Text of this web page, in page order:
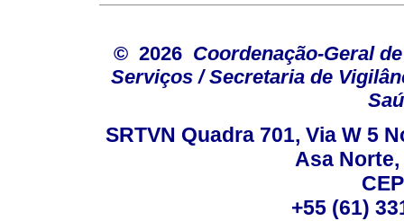
© 2026 Coordenação-Geral
Serviços / Secretaria de
SRTVN Quadra 701, Via W 5
Asa
+55 (61)